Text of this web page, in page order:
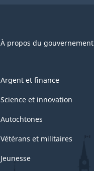
À propos du gouvernement
Argent et finance
Science et innovation
Autochtones
Vétérans et militaires
Jeunesse